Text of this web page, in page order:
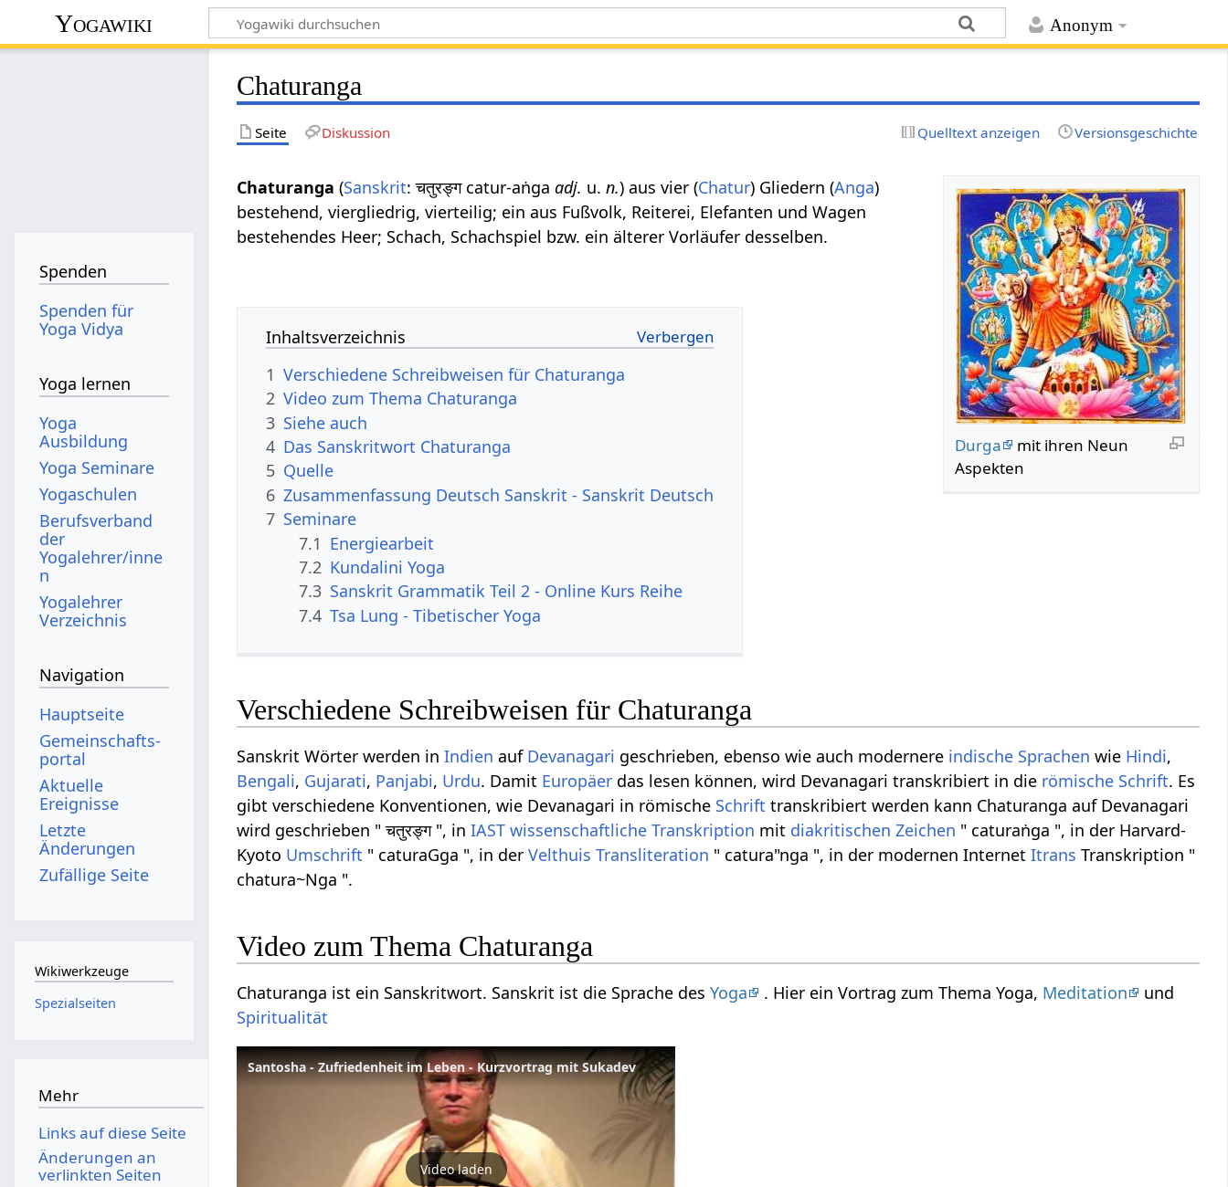
Anonym
Yogawiki
Chaturanga
Seite Diskussion Quelltext anzeigen Versionsgeschichte
Durga
mit ihren Neun
Aspekten
Chaturanga (Sanskrit: चतुरङ्ग catur-aṅgaadj. u.n.) aus vier (Chatur) Gliedern (Anga)
bestehend, viergliedrig, vierteilig; ein aus Fußvolk, Reiterei, Elefanten und Wagen
bestehendes Heer; Schach, Schachspiel bzw. ein älterer Vorläufer desselben.
Inhaltsverzeichnis
1 Verschiedene Schreibweisen für Chaturanga
2 Video zum Thema Chaturanga
3 Siehe auch
4 Das Sanskritwort Chaturanga
5 Quelle
6 Zusammenfassung Deutsch Sanskrit - Sanskrit Deutsch
7 Seminare
7.1 Energiearbeit
7.2 Kundalini Yoga
7.3 Sanskrit Grammatik Teil 2 - Online Kurs Reihe
7.4 Tsa Lung - Tibetischer Yoga
Verschiedene Schreibweisen für Chaturanga
Sanskrit Wörter werden inIndien auf Devanagari geschrieben, ebenso wie auch modernere indische Sprachen wie Hindi,
Bengali, Gujarati, Panjabi, Urdu. Damit Europäer das lesen können, wird Devanagari transkribiert in die römische Schrift. Es
gibt verschiedene Konventionen, wie Devanagari in römische Schrift transkribiert werden kann Chaturanga auf Devanagari
wird geschrieben " चतुरङ्ग ", inIAST wissenschaftliche Transkription mit diakritischen Zeichen " caturaṅga ", in der Harvard-
Kyoto Umschrift " caturaGga ", in derVelthuis Transliteration " catura"nga ", in der modernen InternetItrans Transkription "
chatura~Nga ".
Video zum Thema Chaturanga
Chaturanga ist ein Sanskritwort. Sanskrit ist die Sprache desYoga . Hier ein Vortrag zum Thema Yoga, Meditation
und
Spiritualität
Santosha - Zufriedenheit im Leben - Kurzvortrag mit Sukadev
Video laden
Spenden
Spenden für
Yoga Vidya
Yoga lernen
Yoga
Ausbildung
Yoga Seminare
Yogaschulen
Berufsverband
der
Yogalehrer/inne
n
Yogalehrer
Verzeichnis
Navigation
Hauptseite
Gemeinschafts­
portal
Aktuelle
Ereignisse
Letzte
Änderungen
Zufällige Seite
Wikiwerkzeuge
Spezialseiten
Mehr
Links auf diese Seite
Änderungen an
verlinkten Seiten